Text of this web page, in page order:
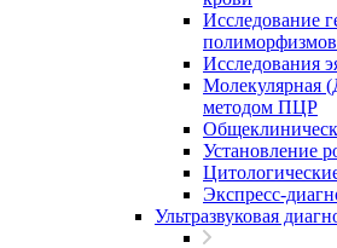
Исследование
Исследования
Молекулярная
методом ПЦР
Установление
Экспресс-
Ультразвуковая